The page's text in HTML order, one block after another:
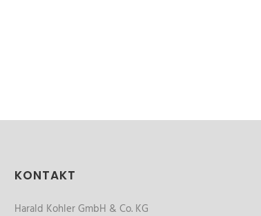
KONTAKT
Harald Kohler GmbH & Co. KG